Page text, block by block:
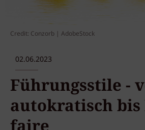
Credit: Conzorb | AdobeStock
02.06.2023
Führungsstile -
autokratisch bis